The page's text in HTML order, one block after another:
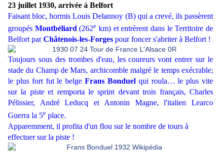
23 juillet 1930, arrivée à Belfort
Faisant bloc, hormis Louis Delannoy (B) qui a crevé, ils passèrent
groupés Montbéliard (262e km) et entrèrent dans le Territoire de
Belfort parChâtenois-les-Forges pour foncer s'abriter à Belfort !
Toujours sous des trombes d'eau, les coureurs vont entrer sur le
stade du Champ de Mars, archicomble malgré le temps exécrable;
le plus fort fut le belge Frans Bonduelqui roula… le plus vite
sur la piste et remporta le sprint devant trois français, Charles
Pélissier, André Leducq et Antonin Magne, l'italien Learco
Guerra la 5e place.
Apparemment, il profita d'un flou sur le nombre de tours à
effectuer sur la piste !